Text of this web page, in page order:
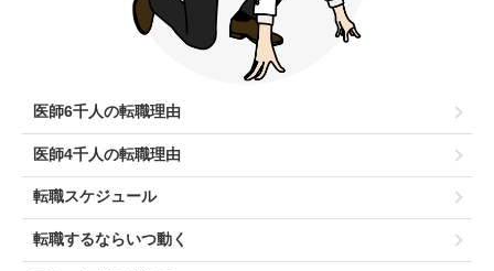
医師6千人の転職理由
医師4千人の転職理由
転職スケジュール
転職するならいつ動く